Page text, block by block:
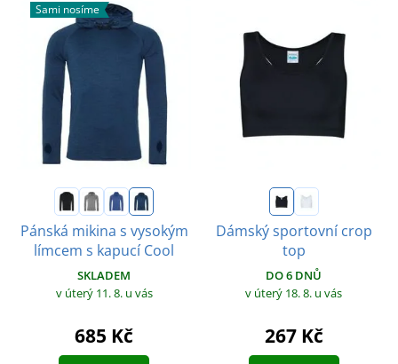
Sami nosíme
Pánská mikina s vysokým
límcem s kapucí Cool
SKLADEM
v úterý 11. 8. u vás
685 Kč
Dámský sportovní crop
top
DO 6 DNŮ
v úterý 18. 8. u vás
267 Kč